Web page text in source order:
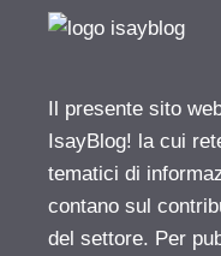
Il presente sito
IsayBlog! la cui
tematici di
contano sul
del settore. Per